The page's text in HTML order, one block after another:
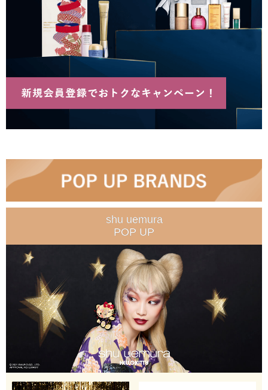
shu uemura
POP UP